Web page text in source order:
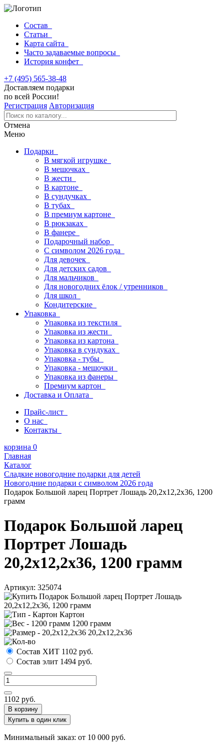
Состав
Статьи
Карта сайта
Часто задаваемые вопросы
История конфет
+7 (495) 565-38-48
Доставляем подарки
по всей России!
Регистрация Авторизация
Отмена
Меню
Подарки
В мягкой игрушке
В мешочках
В жести
В картоне
В сундучках
В тубах
В премиум картоне
В рюкзаках
В фанере
Подарочный набор
С символом 2026 года
Для девочек
Для детских садов
Для мальчиков
Для новогодних ёлок / утренников
Для школ
Кондитерские
Упаковка
Упаковка из текстиля
Упаковка из жести
Упаковка из картона
Упаковка в сундуках
Упаковка - тубы
Упаковка - мешочки
Упаковка из фанеры
Премиум картон
Доставка и Оплата
Прайс-лист
О нас
Контакты
корзина 0
Главная
Каталог
Сладкие новогодние подарки для детей
Новогодние подарки с символом 2026 года
Подарок Большой ларец Портрет Лошадь 20,2х12,2х36, 1200
грамм
Подарок Большой ларец
Портрет Лошадь
20,2х12,2х36, 1200 грамм
Артикул: 325074
Картон
1200 грамм
20,2х12,2х36
Состав ХИТ 1102 руб.
Состав элит 1494 руб.
1102 руб.
В корзину
Купить в один клик
Минимальный заказ: от 10 000 руб.